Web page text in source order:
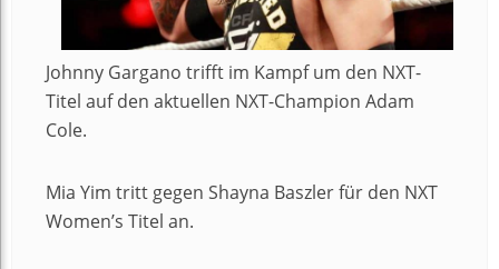
Johnny Gargano trifft im Kampf um den NXT-
Titel auf den aktuellen NXT-Champion Adam
Cole.
Mia Yim tritt gegen Shayna Baszler für den NXT
Women’s Titel an.